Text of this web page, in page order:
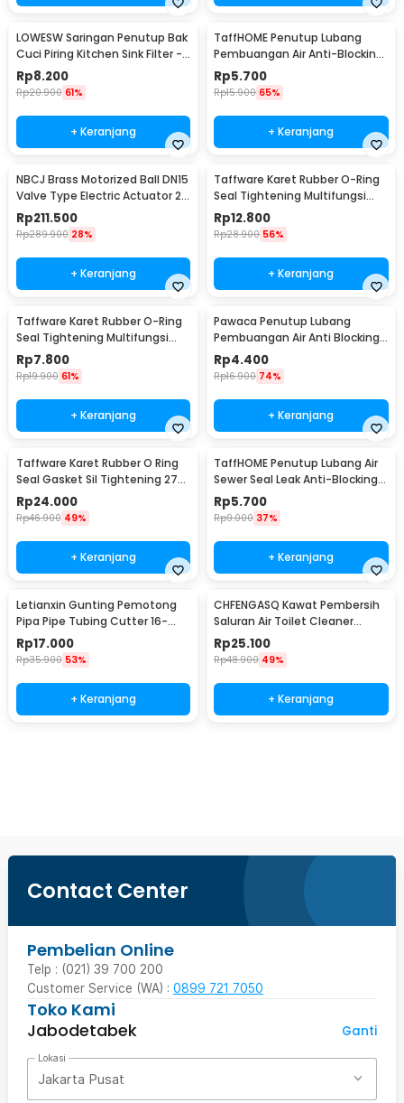
LOWESW Saringan Penutup Bak
Cuci Piring Kitchen Sink Filter -
F291
Rp8.200
Rp20.900 61%
+ Keranjang
TaffHOME Penutup Lubang
Pembuangan Air Anti-Blocking
Filter Cover - SJ24
Rp5.700
Rp15.900 65%
+ Keranjang
NBCJ Brass Motorized Ball DN15
Valve Type Electric Actuator 2
Way - DY-303
Rp211.500
Rp289.900 28%
+ Keranjang
Taffware Karet Rubber O-Ring
Seal Tightening Multifungsi
200 PCS - E436
Rp12.800
Rp28.900 56%
+ Keranjang
Taffware Karet Rubber O-Ring
Seal Tightening Multifungsi
250 PCS - E436
Rp7.800
Rp19.900 61%
+ Keranjang
Pawaca Penutup Lubang
Pembuangan Air Anti Blocking
Cover - SJ225
Rp4.400
Rp16.900 74%
+ Keranjang
Taffware Karet Rubber O Ring
Seal Gasket Sil Tightening 270
PCS - W-8085
Rp24.000
Rp46.900 49%
+ Keranjang
TaffHOME Penutup Lubang Air
Sewer Seal Leak Anti-Blocking
Filter Cover - SJ226
Rp5.700
Rp9.000 37%
+ Keranjang
Letianxin Gunting Pemotong
Pipa Pipe Tubing Cutter 16-
32mm - PR16
Rp17.000
Rp35.900 53%
+ Keranjang
CHFENGASQ Kawat Pembersih
Saluran Air Toilet Cleaner
Dredger Blockage 3M - CHF1
Rp25.100
Rp48.900 49%
+ Keranjang
Contact Center
Pembelian Online
Telp : (021) 39 700 200
Customer Service (WA) : 0899 721 7050
Toko Kami
Jabodetabek
Ganti
Lokasi
Jakarta Pusat